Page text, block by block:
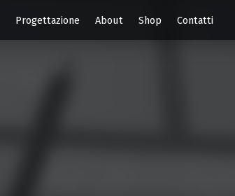
Progettazione About Shop Contatti